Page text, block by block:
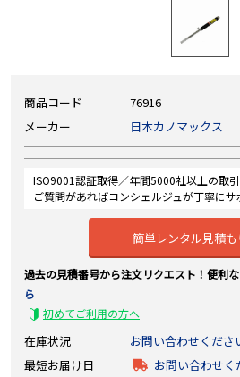
商品コード
76916
メーカー
日本カノマックス
ISO9001認証取得／年間5000社以上の取
ご質問があればコンシェルジュが丁寧に
簡単レンタル見積も
過去の見積番号から注文リクエスト！便利
ら
初めてご利用の方へ
在庫状況
お問い合わせくださ
最短お届け日
お問い合わせく